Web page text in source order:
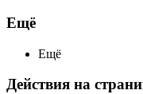
Ещё
Ещё
Действия на